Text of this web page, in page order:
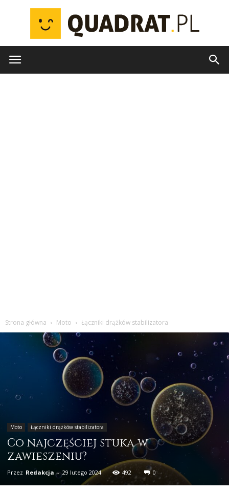
Strona główna Moto Łączniki drążków stabilizatora
Moto Łączniki drążków stabilizatora
Co najczęściej stuka w
zawieszeniu?
Przez Redakcja - 29 lutego 2024 492 0